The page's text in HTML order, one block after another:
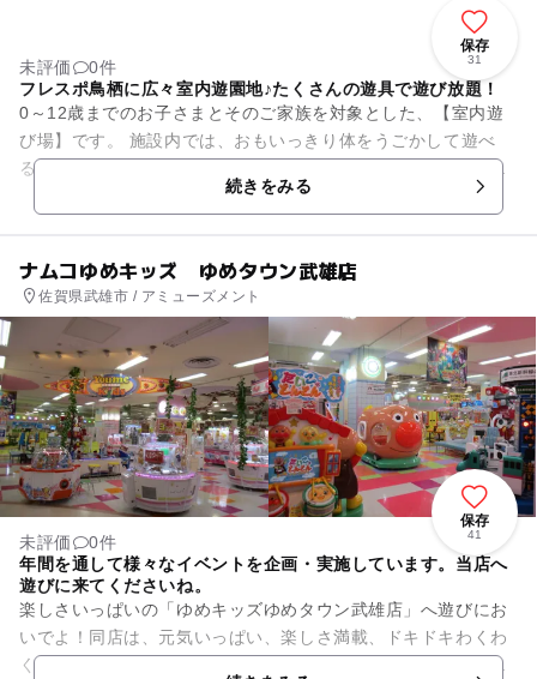
保存
31
未評価
0件
フレスポ鳥栖に広々室内遊園地♪たくさんの遊具で遊び放題！
0～12歳までのお子さまとそのご家族を対象とした、【室内遊
び場】です。 施設内では、おもいっきり体をうごかして遊べ
る、ふわふわ遊具をはじめ、おもわず熱中して楽しめる、おま
続きをみる
ナムコゆめキッズ ゆめタウン武雄店
佐賀県武雄市 / アミューズメント
保存
41
未評価
0件
年間を通して様々なイベントを企画・実施しています。当店へ
遊びに来てくださいね。
楽しさいっぱいの「ゆめキッズゆめタウン武雄店」へ遊びにお
いでよ！同店は、元気いっぱい、楽しさ満載、ドキドキわくわ
くの夢空間です。メダルコーナーには、小さなお子様から年配